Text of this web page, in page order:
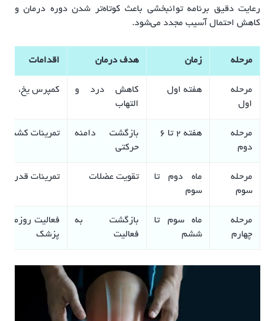
رعایت دقیق برنامه توانبخشی باعث کوتاه‌تر شدن دوره درمان و
کاهش احتمال آسیب مجدد می‌شود.
مرحله زمان هدف درمان اقدامات
مرحله
اول
هفته اول
کاهش درد و
التهاب
کمپرس یخ،
مرحله
دوم
هفته ۲ تا ۶
بازگشت دامنه
حرکتی
تمرینات کششی
مرحله
سوم
ماه دوم تا
سوم
تقویت عضلات تمرینات قدرتی
مرحله
چهارم
ماه سوم تا
ششم
بازگشت به
فعالیت
فعالیت روزمره
پزشک